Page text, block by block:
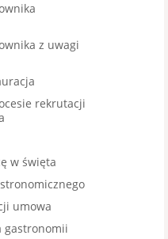
z uwagi
rekrutacji
w święta
umowa
gastronomii